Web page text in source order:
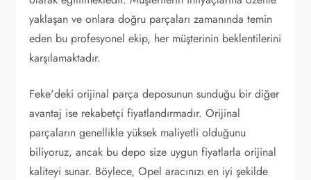
yaklaşan ve onlara doğru parçaları zamanında temin
eden bu profesyonel ekip, her müşterinin beklentilerini
karşılamaktadır.
Feke'deki orijinal parça deposunun sunduğu bir diğer
avantaj ise rekabetçi fiyatlandırmadır. Orijinal
parçaların genellikle yüksek maliyetli olduğunu
biliyoruz, ancak bu depo size uygun fiyatlarla orijinal
kaliteyi sunar. Böylece, Opel aracınızı en iyi şekilde